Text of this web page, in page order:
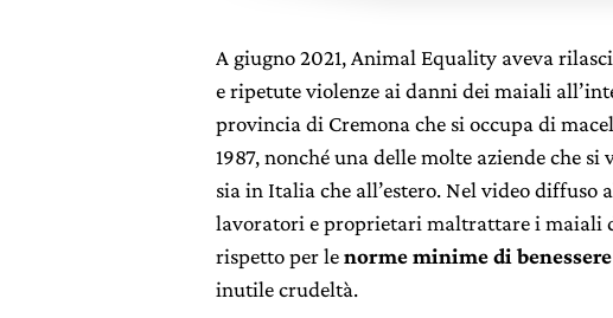
A giugno 2021, Animal Equality aveva
e ripetute violenze ai danni dei maiali
provincia di Cremona che si occupa di
1987, nonché una delle molte aziende che
sia in Italia che all’estero. Nel video diffuso
lavoratori e proprietari maltrattare i maiali
rispetto per lenorme minime di
inutile crudeltà.